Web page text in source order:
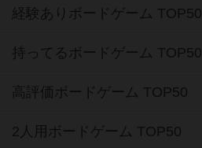
経験ありボードゲーム TOP50
持ってるボードゲーム TOP50
高評価ボードゲーム TOP50
2人用ボードゲーム TOP50